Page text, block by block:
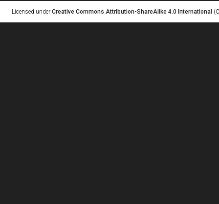
Licensed under Creative Commons Attribution-ShareAlike 4.0 International